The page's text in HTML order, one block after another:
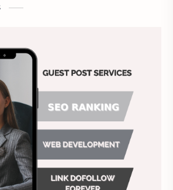
Chiến lược nhân sự
ảnh tự sướng
Công ty sơn
Công việc khách sạn